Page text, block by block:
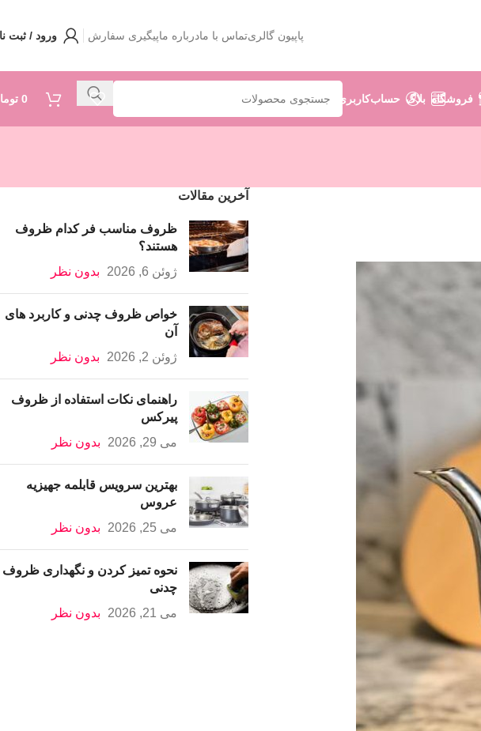
پاپیون گالریتماس با مادرباره ماپیگیری سفارش ورود / ثبت
فروشگاه بلاگ حساب‌کاربری 0
آخرین مقالات
ظروف مناسب فر کدام ظروف
هستند؟
ژوئن 6, 2026
بدون نظر
خواص ظروف چدنی و کاربرد های
آن
ژوئن 2, 2026
بدون نظر
راهنمای نکات استفاده از ظروف
پیرکس
می 29, 2026
بدون نظر
بهترین سرویس قابلمه جهیزیه
عروس
می 25, 2026
بدون نظر
نحوه تمیز کردن و نگهداری ظروف
چدنی
می 21, 2026
بدون نظر